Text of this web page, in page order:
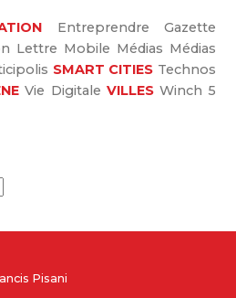
Entreprendre
Gazette
Lettre Mobile Médias Médias
SMART CITIES Technos
Vie Digitale VILLES Winch 5
Pisani